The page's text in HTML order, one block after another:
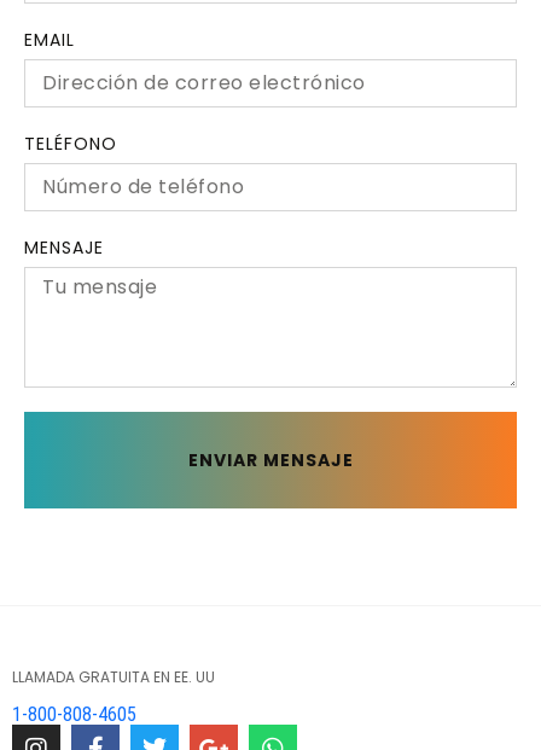
EMAIL
TELÉFONO
MENSAJE
ENVIAR MENSAJE
LLAMADA GRATUITA EN EE. UU
1-800-808-4605